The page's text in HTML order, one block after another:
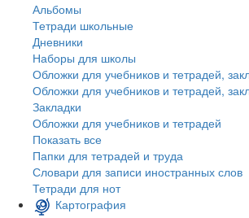
Альбомы
Тетради школьные
Дневники
Наборы для школы
Обложки для учебников и тетрадей,
Обложки для учебников и тетрадей,
Закладки
Обложки для учебников и тетрадей
Показать все
Папки для тетрадей и труда
Словари для записи иностранных слов
Тетради для нот
Картография